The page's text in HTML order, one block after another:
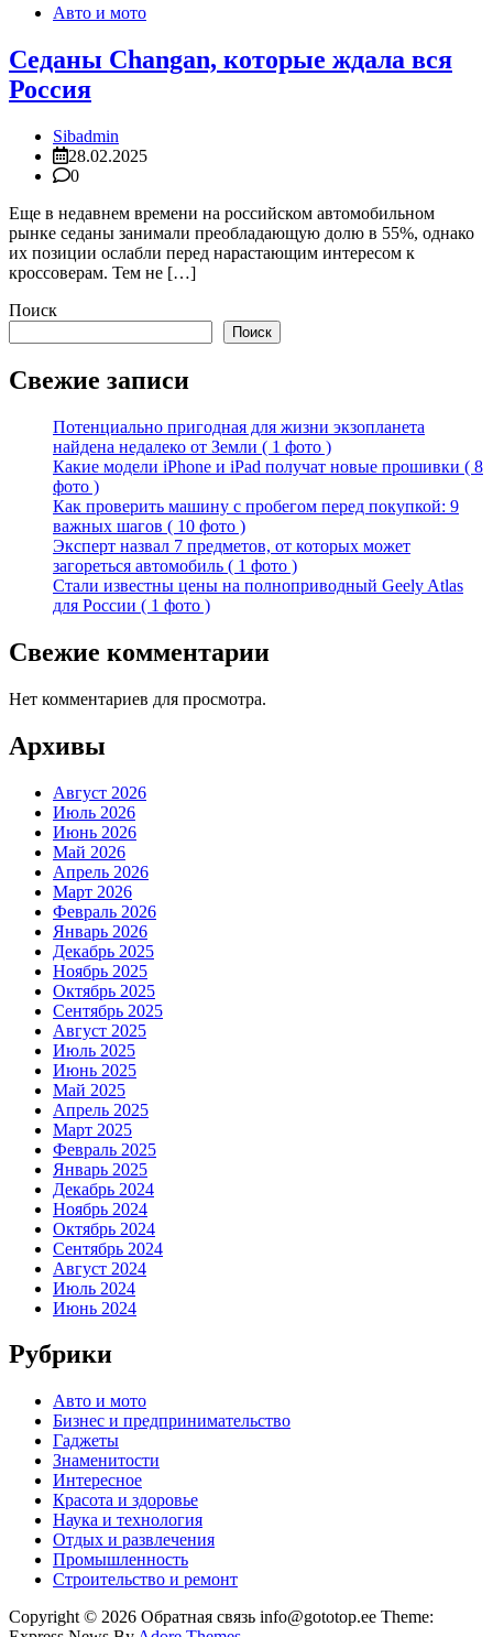
Авто и мото
Седаны Changan, которые ждала вся
Россия
Sibadmin
28.02.2025
0
Еще в недавнем времени на российском автомобильном
рынке седаны занимали преобладающую долю в 55%, однако
их позиции ослабли перед нарастающим интересом к
кроссоверам. Тем не […]
Поиск
Поиск
Свежие записи
Потенциально пригодная для жизни экзопланета
найдена недалеко от Земли ( 1 фото )
Какие модели iPhone и iPad получат новые прошивки ( 8
фото )
Как проверить машину с пробегом перед покупкой: 9
важных шагов ( 10 фото )
Эксперт назвал 7 предметов, от которых может
загореться автомобиль ( 1 фото )
Стали известны цены на полноприводный Geely Atlas
для России ( 1 фото )
Свежие комментарии
Нет комментариев для просмотра.
Архивы
Август 2026
Июль 2026
Июнь 2026
Май 2026
Апрель 2026
Март 2026
Февраль 2026
Январь 2026
Декабрь 2025
Ноябрь 2025
Октябрь 2025
Сентябрь 2025
Август 2025
Июль 2025
Июнь 2025
Май 2025
Апрель 2025
Март 2025
Февраль 2025
Январь 2025
Декабрь 2024
Ноябрь 2024
Октябрь 2024
Сентябрь 2024
Август 2024
Июль 2024
Июнь 2024
Рубрики
Авто и мото
Бизнес и предпринимательство
Гаджеты
Знаменитости
Интересное
Красота и здоровье
Наука и технология
Отдых и развлечения
Промышленность
Строительство и ремонт
Copyright © 2026 Обратная связь info@gototop.ee Theme: